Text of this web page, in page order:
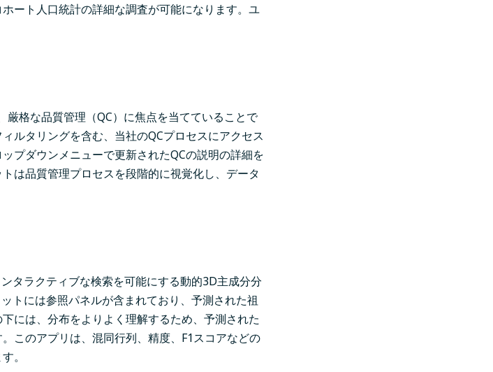
ート人口統計の詳細な調査が可能になります。ユ
格な品質管理（QC）に焦点を当てていることで
ルタリングを含む、当社のQCプロセスにアクセス
プダウンメニューで更新されたQCの説明の詳細を
は品質管理プロセスを段階的に視覚化し、データ
タラクティブな検索を可能にする動的3D主成分分
トには参照パネルが含まれており、予測された祖
には、分布をよりよく理解するため、予測された
このアプリは、混同行列、精度、F1スコアなどの
。